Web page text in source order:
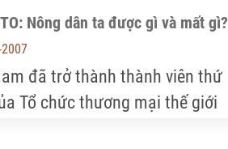
Nông dân ta được gì và mất gì?
đã trở thành thành viên thứ
Tổ chức thương mại thế giới